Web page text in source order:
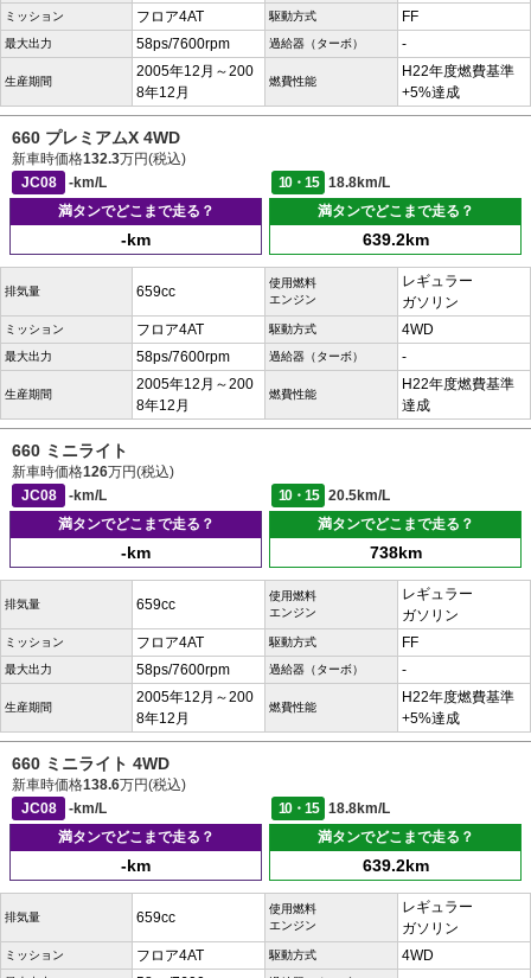
ミッション フロア4AT 駆動方式 FF
最大出力 58ps/7600rpm 過給器（ターボ） -
生産期間
2005年12月～200
8年12月
燃費性能
H22年度燃費基準
+5%達成
660 プレミアムX 4WD
新車時価格132.3万円(税込)
JC08
-km/L 10・15
18.8km/L
満タンでどこまで走る？
-km
満タンでどこまで走る？
639.2km
排気量 659cc
使用燃料
エンジン
レギュラー
ガソリン
ミッション フロア4AT 駆動方式 4WD
最大出力 58ps/7600rpm 過給器（ターボ） -
生産期間
2005年12月～200
8年12月
燃費性能
H22年度燃費基準
達成
660 ミニライト
新車時価格126万円(税込)
JC08
-km/L 10・15
20.5km/L
満タンでどこまで走る？
-km
満タンでどこまで走る？
738km
排気量 659cc
使用燃料
エンジン
レギュラー
ガソリン
ミッション フロア4AT 駆動方式 FF
最大出力 58ps/7600rpm 過給器（ターボ） -
生産期間
2005年12月～200
8年12月
燃費性能
H22年度燃費基準
+5%達成
660 ミニライト 4WD
新車時価格138.6万円(税込)
JC08
-km/L 10・15
18.8km/L
満タンでどこまで走る？
-km
満タンでどこまで走る？
639.2km
排気量 659cc
使用燃料
エンジン
レギュラー
ガソリン
ミッション フロア4AT 駆動方式 4WD